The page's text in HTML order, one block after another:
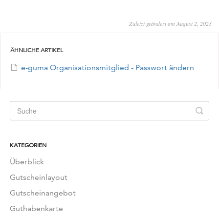
Zuletzt geändert am August 2, 2023
ÄHNLICHE ARTIKEL
e-guma Organisationsmitglied - Passwort ändern
KATEGORIEN
Überblick
Gutscheinlayout
Gutscheinangebot
Guthabenkarte